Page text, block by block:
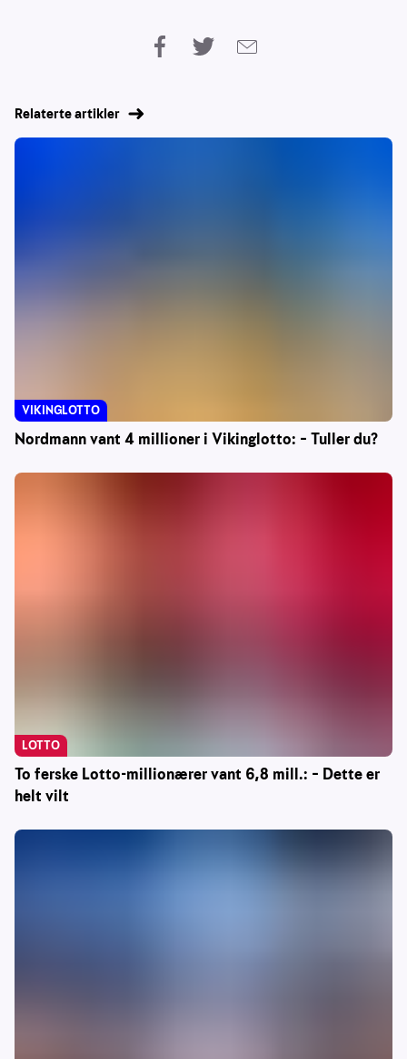
Relaterte artikler
Nordmann vant 4 millioner i Vikinglotto: – Tuller du?
VIKINGLOTTO
To ferske Lotto-millionærer vant 6,8 mill.: – Dette er
helt vilt
LOTTO